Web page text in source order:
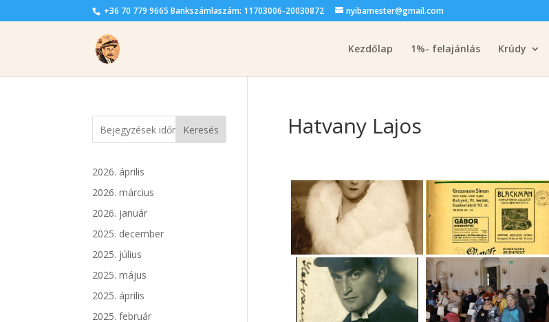
+36 70 779 9665 Bankszámlaszám: 11703006-20030872 nyibamester@gmail.com
Kezdőlap 1%- felajánlás Krúdy
Hatvany Lajos
Keresés
2026. április
2026. március
2026. január
2025. december
2025. július
2025. május
2025. április
2025. február